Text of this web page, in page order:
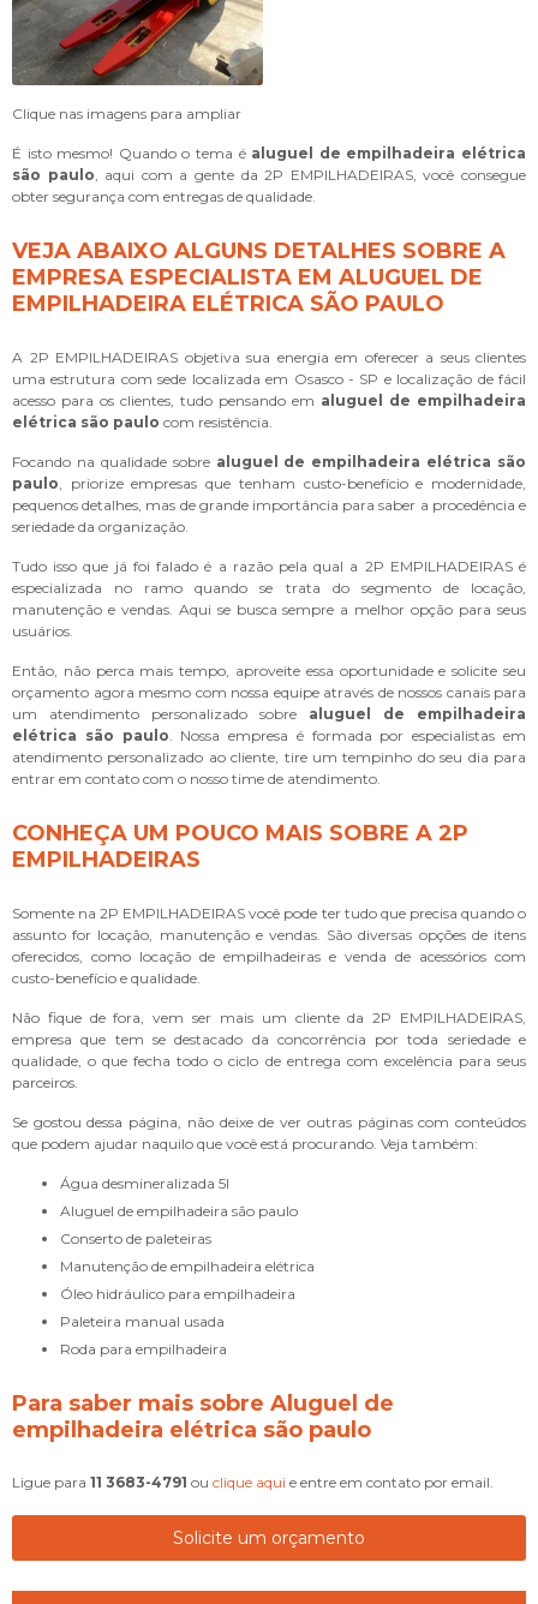
Clique nas imagens para ampliar
É isto mesmo! Quando o tema é aluguel de empilhadeira elétrica
são paulo, aqui com a gente da 2P EMPILHADEIRAS, você consegue
obter segurança com entregas de qualidade.
VEJA ABAIXO ALGUNS DETALHES SOBRE A
EMPRESA ESPECIALISTA EM ALUGUEL DE
EMPILHADEIRA ELÉTRICA SÃO PAULO
A 2P EMPILHADEIRAS objetiva sua energia em oferecer a seus clientes
uma estrutura com sede localizada em Osasco - SP e localização de fácil
acesso para os clientes, tudo pensando em aluguel de empilhadeira
elétrica são paulo com resistência.
Focando na qualidade sobre aluguel de empilhadeira elétrica são
paulo, priorize empresas que tenham custo-benefício e modernidade,
pequenos detalhes, mas de grande importância para saber a procedência e
seriedade da organização.
Tudo isso que já foi falado é a razão pela qual a 2P EMPILHADEIRAS é
especializada no ramo quando se trata do segmento de locação,
manutenção e vendas. Aqui se busca sempre a melhor opção para seus
usuários.
Então, não perca mais tempo, aproveite essa oportunidade e solicite seu
orçamento agora mesmo com nossa equipe através de nossos canais para
um atendimento personalizado sobre aluguel de empilhadeira
elétrica são paulo. Nossa empresa é formada por especialistas em
atendimento personalizado ao cliente, tire um tempinho do seu dia para
entrar em contato com o nosso time de atendimento.
CONHEÇA UM POUCO MAIS SOBRE A 2P
EMPILHADEIRAS
Somente na 2P EMPILHADEIRAS você pode ter tudo que precisa quando o
assunto for locação, manutenção e vendas. São diversas opções de itens
oferecidos, como locação de empilhadeiras e venda de acessórios com
custo-benefício e qualidade.
Não fique de fora, vem ser mais um cliente da 2P EMPILHADEIRAS,
empresa que tem se destacado da concorrência por toda seriedade e
qualidade, o que fecha todo o ciclo de entrega com excelência para seus
parceiros.
Se gostou dessa página, não deixe de ver outras páginas com conteúdos
que podem ajudar naquilo que você está procurando. Veja também:
água desmineralizada 5l
aluguel de empilhadeira são paulo
conserto de paleteiras
manutenção de empilhadeira elétrica
óleo hidráulico para empilhadeira
paleteira manual usada
roda para empilhadeira
Para saber mais sobre Aluguel de
empilhadeira elétrica são paulo
Ligue para 11 3683-4791 ou clique aqui e entre em contato por email.
Solicite um orçamento